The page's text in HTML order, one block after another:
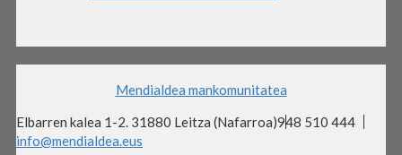
Mendialdea mankomunitatea
Elbarren kalea 1-2. 31880 Leitza (Nafarroa)948 510 444
info@mendialdea.eus